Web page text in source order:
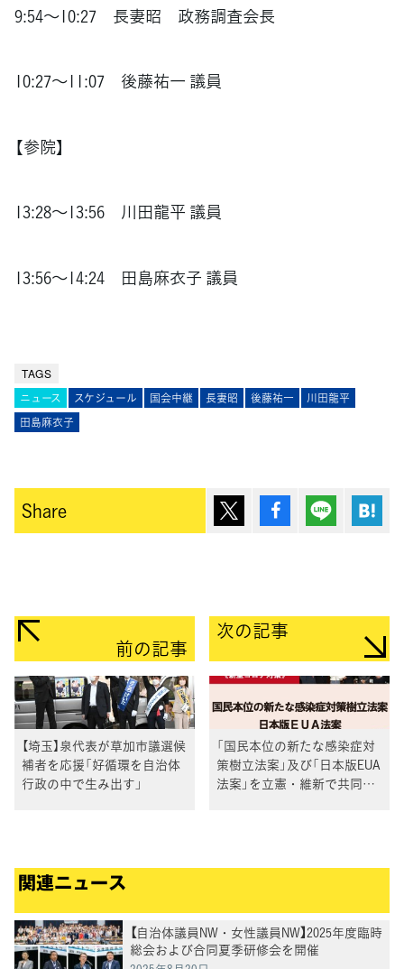
9:54～10:27 長妻昭 政務調査会長
10:27～11:07 後藤祐一 議員
【参院】
13:28～13:56 川田龍平 議員
13:56～14:24 田島麻衣子 議員
TAGS
ニュース スケジュール 国会中継 長妻昭 後藤祐一
川田龍平
田島麻衣子
Share ポスト シェア Lineで送
前の記事
【埼玉】泉代表が草加市議選候
補者を応援「好循環を自治体
行政の中で生み出す」
次の記事
「国民本位の新たな感染症対
策樹立法案」及び「日本版EUA
法案」を立憲・維新で共同提
関連ニュース
【自治体議員NW・女性議員NW】2025年度臨時
総会および合同夏季研修会を開催